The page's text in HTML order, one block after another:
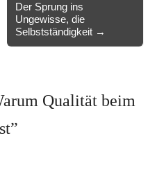
Der Sprung ins
Ungewisse, die
Selbstständigkeit →
Qualität beim
”